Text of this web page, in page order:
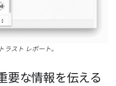
ラスト レポート。
要な情報を伝える